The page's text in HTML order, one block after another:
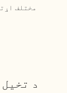
مختلف
د